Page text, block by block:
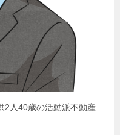
2人40歳の活動派不動産